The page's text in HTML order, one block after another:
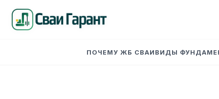
ПОЧЕМУ ЖБ СВАИ ВИДЫ